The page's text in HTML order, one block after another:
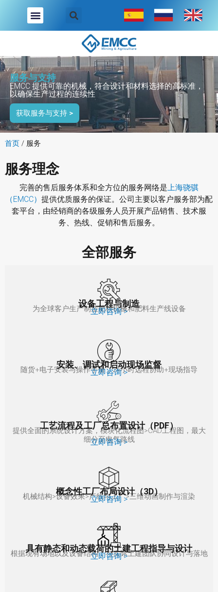
内
服务与支持
EMCC 提供可靠的机械，符合设计和材料选择的高标准，
以确保生产过程的连续性
获取服务与支持 >
首页 / 服务
服务理念
完善的售后服务体系和全方位的服务网络是上海骁骐
（EMCC） 提供优质服务的保证。公司主要以客户服务部为配
套平台，由经销商的各级服务人员开展产品销售、技术服
务、热线、促销和售后服务。
全部服务
设备工程与制造
为全球客户生产制造肥料机械和肥料生产线设备
立即咨询 >
安装、调试和启动现场监督
随货+电子安装与操作手册，24小时远程协助+现场指导
立即咨询 >
工艺流程及工厂总布置设计（PDF）
提供全面的系统设计方案，模块化流程图>CAD工程图，最大
细分至电气路线
立即咨询 >
概念性工厂布局设计（3D）
机械结构>设备效果>产线与工厂>三维动画制作与渲染
立即咨询 >
具有静态和动态载荷的土建工程指导与设计
根据现有场地以及设备结构，与实际土建团队协同设计与落地
立即咨询 >